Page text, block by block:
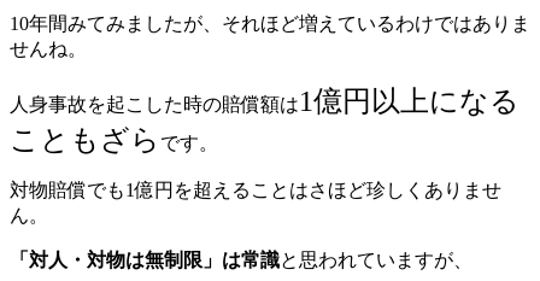
10年間みてみましたが、それほど増えているわけではありま
せんね。
人身事故を起こした時の賠償額は1億円以上になる
こともざら です。
対物賠償でも1億円を超えることはさほど珍しくありませ
ん。
「対人・対物は無制限」は常識と思われていますが、